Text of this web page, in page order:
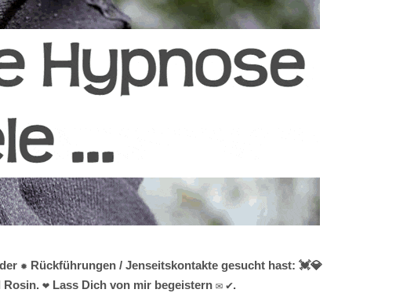
✹ Rückführungen / Jenseitskontakte gesucht hast: 💓️💎
❤ Lass Dich von mir begeistern ✉ ✔.